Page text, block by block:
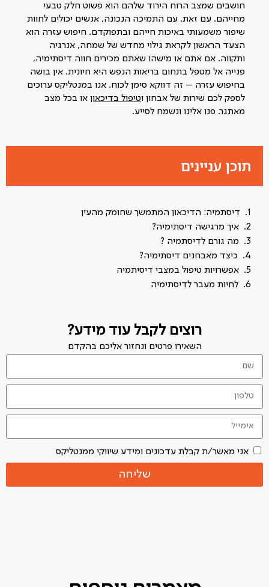
תוכן עניינים
דיסתמיה: הדיכאון המתמשך שחומק מהעין
איך מרגישה דיסתימיה?
מה גורם לדיסתמיה ?
כיצד מאבחנים דיסתימיה?
אפשרויות טיפול במצבי דיסיתמיה
לחיות מעבר לדיסתימיה
רוצים לקבל עוד מידע?
השאירו פרטים ונחזור אליכם בהקדם
אני מאשר/ת קבלת עדכונים ומידע שיווקי ממנטליקס
שליחה
חושבים שמצב הרוח הירוד שלהם הוא פשוט חלק טבעי
מחייהם. עם זאת, עם התמיכה הנכונה, אנשים יכולים לחוות
שיפור משמעותי באיכות חייהם ובתפוקדם. חיפוש עזרה הוא
הצעד הראשון לקראת גילוי מחדש של שמחה, אנרגיה
ותקווה. אם אתם או מישהו שאתם מכירים חווה דיסתימיה,
פנייה אל מטפל בתחום בריאות הנפש היא חיונית. אין בושה
בחיפוש עזרה – זה דווקא סימן לכוח. אנו במנטליקס ערוכים
לספק לכם שירות של אבחון וטיפול בדיכאון או בכל מצב
מאתגר. פנו אלינו ונשמח לסייע.